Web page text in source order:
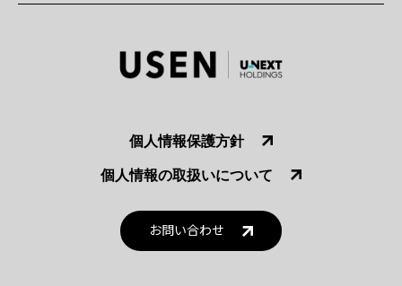
個人情報保護方針
個人情報の取扱いについて
お問い合わせ